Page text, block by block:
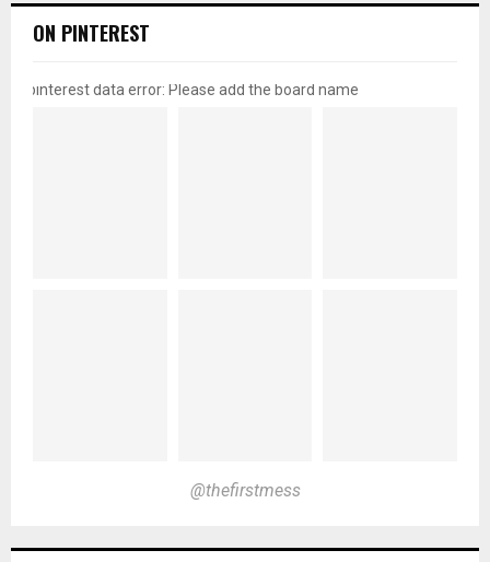
ON PINTEREST
pinterest data error: Please add the board name
@thefirstmess